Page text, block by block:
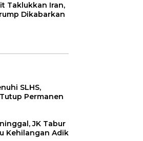
Taklukkan Iran,
Dikabarkan
SLHS,
Permanen
JK Tabur
Kehilangan Adik